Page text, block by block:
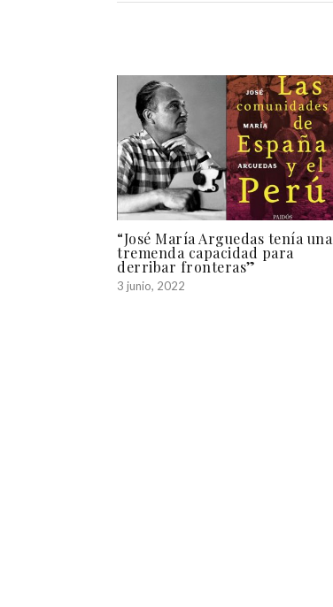
“José María Arguedas tenía una
tremenda capacidad para
derribar fronteras”
3 junio, 2022